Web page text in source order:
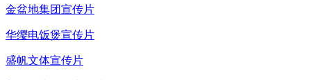
金盆地集团宣传片
华缨电饭煲宣传片
盛帆文体宣传片